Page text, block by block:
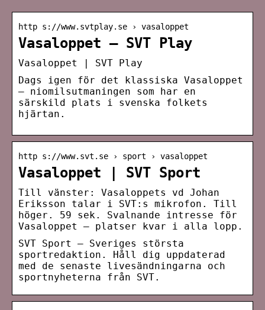
http s://www.svtplay.se › vasaloppet
Vasaloppet – SVT Play
Vasaloppet | SVT Play
Dags igen för det klassiska Vasaloppet
– niomilsutmaningen som har en
särskild plats i svenska folkets
hjärtan.
http s://www.svt.se › sport › vasaloppet
Vasaloppet | SVT Sport
Till vänster: Vasaloppets vd Johan
Eriksson talar i SVT:s mikrofon. Till
höger. 59 sek. Svalnande intresse för
Vasaloppet – platser kvar i alla lopp.
SVT Sport – Sveriges största
sportredaktion. Håll dig uppdaterad
med de senaste livesändningarna och
sportnyheterna från SVT.